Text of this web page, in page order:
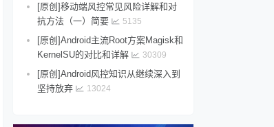
[原创]移动端风控常见风险详解和对
抗方法（一）简要
5135
[原创]Android主流Root方案Magisk和
KernelSU的对比和详解
30309
[原创]Android风控知识从继续深入到
坚持放弃
13024